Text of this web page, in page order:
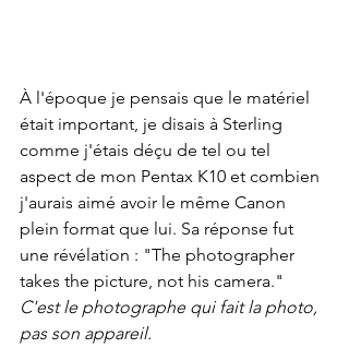
À l'époque je pensais que le matériel
était important, je disais à Sterling
comme j'étais déçu de tel ou tel
aspect de mon Pentax K10 et combien
j'aurais aimé avoir le même Canon
plein format que lui. Sa réponse fut
une révélation : "The photographer
takes the picture, not his camera."
C'est le photographe qui fait la photo,
pas son appareil.